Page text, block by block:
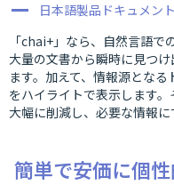
日本語製品ドキュメン
「chai+」なら、自然言語
大量の文書から瞬時に見つ
ます。加えて、情報源とな
をハイライトで表示します
大幅に削減し、必要な情報に
簡単で安価に個